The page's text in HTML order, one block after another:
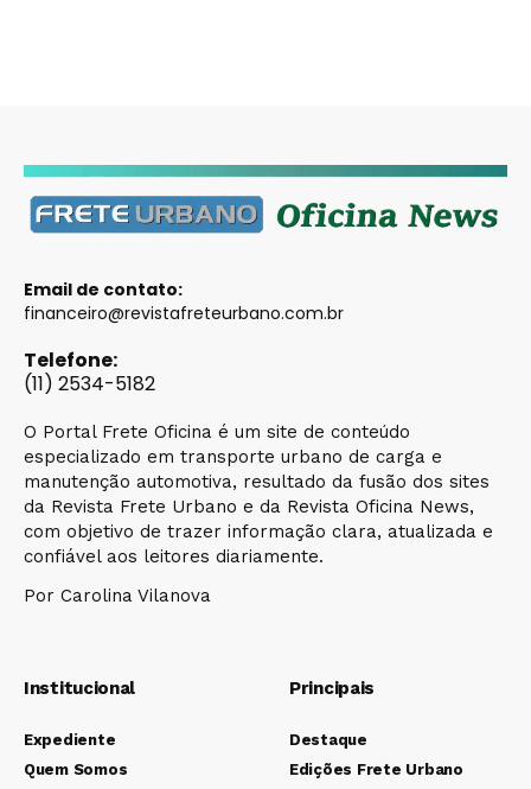
Email de contato:
financeiro@revistafreteurbano.com.br
Telefone:
(11) 2534-5182
O Portal Frete Oficina é um site de conteúdo
especializado em transporte urbano de carga e
manutenção automotiva, resultado da fusão dos sites
da Revista Frete Urbano e da Revista Oficina News,
com objetivo de trazer informação clara, atualizada e
confiável aos leitores diariamente.
Por Carolina Vilanova
Institucional
Expediente
Quem Somos
Principais
Destaque
Edições Frete Urbano